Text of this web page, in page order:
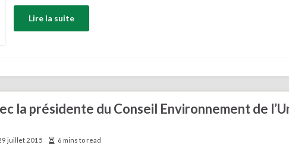
Lire la suite
la présidente du Conseil Environnement de
juillet 2015 6 mins to read